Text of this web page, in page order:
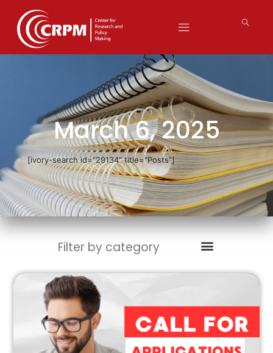
March 6, 2025
[ivory-search id="29134" title="Posts"]
Filter by category